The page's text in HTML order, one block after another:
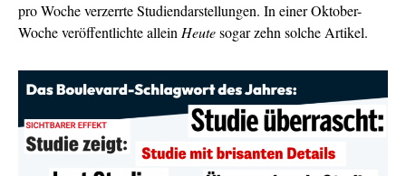
pro Woche verzerrte Studiendarstellungen. In einer Oktober-
Woche veröffentlichte allein Heutesogar zehn solche Artikel.